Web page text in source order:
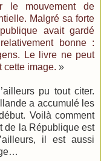
le mouvement de
Malgré sa forte
avait gardé
bonne :
Le livre ne peut
cette image. »
pu tout citer.
a accumulé les
Voilà comment
de la République est
il est aussi